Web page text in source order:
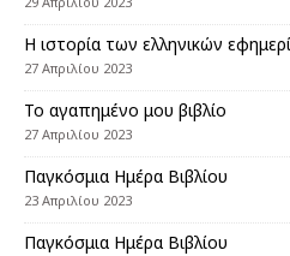
Η ιστορία των ελληνικών
27 Απριλίου 2023
Το αγαπημένο μου βιβλίο
27 Απριλίου 2023
Παγκόσμια Ημέρα Βιβλίου
23 Απριλίου 2023
Παγκόσμια Ημέρα Βιβλίου